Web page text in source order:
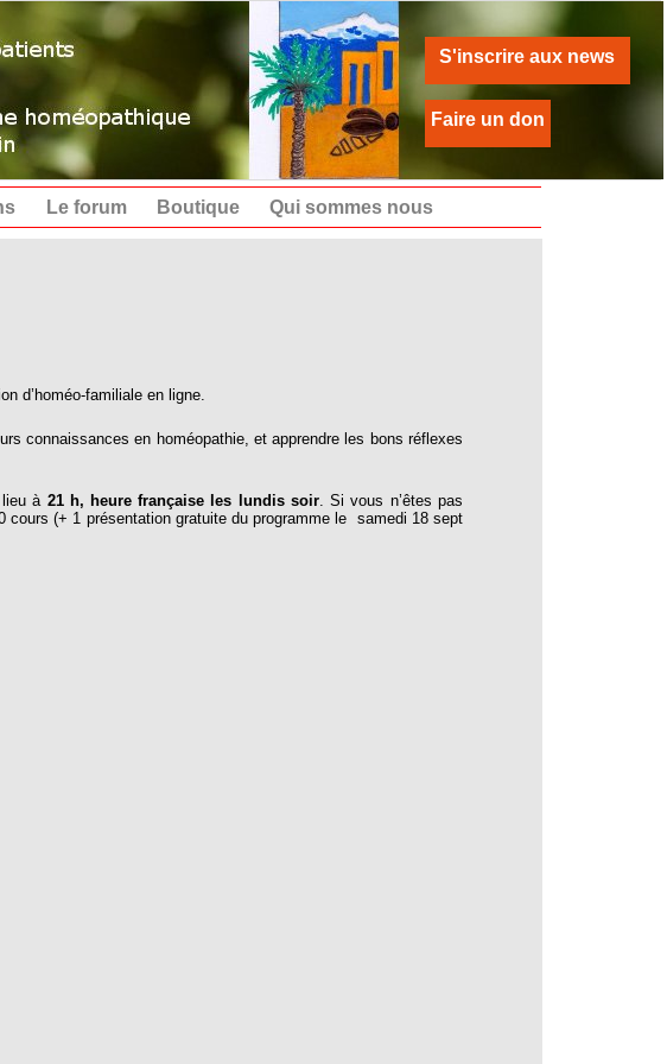
S'inscrire aux news
Faire un don
Le forum Boutique Qui sommes nous
d’homéo-familiale en ligne.
connaissances en homéopathie, et apprendre les bons réflexes
à 21 h, heure française les lundis soir . Si vous n’êtes pas
cours (+ 1 présentation gratuite du programme le samedi 18 sept